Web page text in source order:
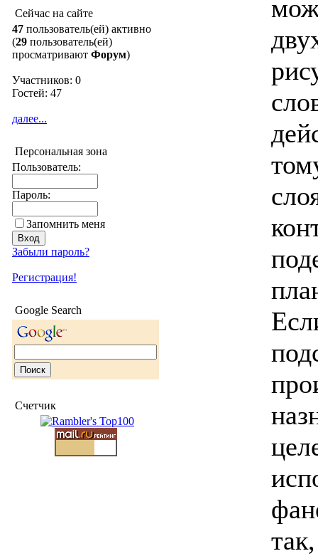
Сейчас на сайте
47 пользователь(ей) активно
(29 пользователь(ей)
просматривают Форум)
Участников: 0
Гостей: 47
далее...
Персональная зона
Пользователь:
Пароль:
Запомнить меня
Забыли пароль?
Регистрация!
Google Search
Счетчик